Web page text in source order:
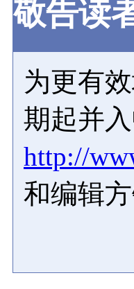
敬告读
为更有
期起并
http://
和编辑